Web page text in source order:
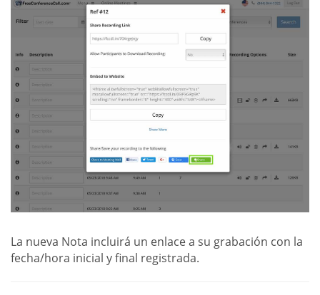
La nueva Nota incluirá un enlace a su grabación con la
fecha/hora inicial y final registrada.